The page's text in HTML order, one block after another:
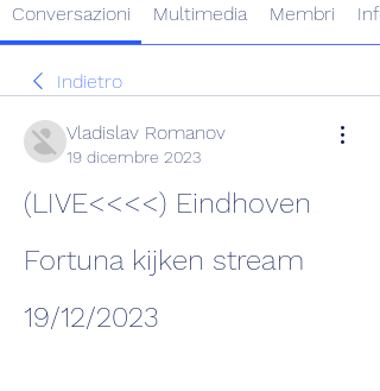
Conversazioni Multimedia Membri Info
Indietro
Vladislav Romanov
19 dicembre 2023
(LIVE<<<<) Eindhoven
Fortuna kijken stream
19/12/2023